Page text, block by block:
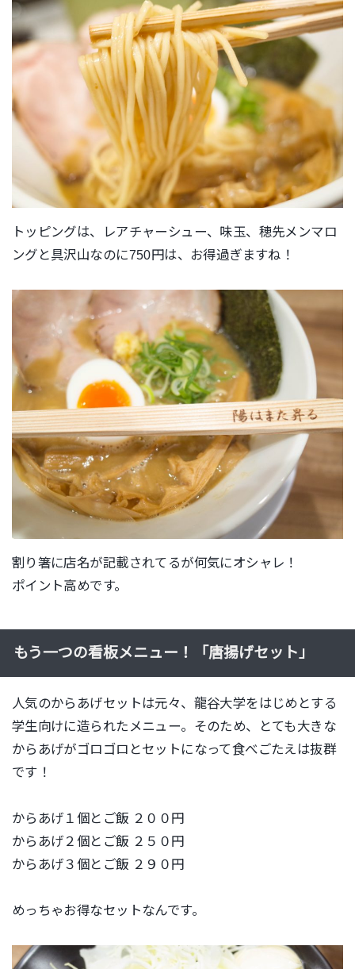
トッピングは、レアチャーシュー、味玉、穂先メンマロ
ングと具沢山なのに750円は、お得過ぎますね！
割り箸に店名が記載されてるが何気にオシャレ！
ポイント高めです。
もう一つの看板メニュー！「唐揚げセット」
人気のからあげセットは元々、龍谷大学をはじめとする
学生向けに造られたメニュー。そのため、とても大きな
からあげがゴロゴロとセットになって食べごたえは抜群
です！
からあげ１個とご飯 ２００円
からあげ２個とご飯 ２５０円
からあげ３個とご飯 ２９０円
めっちゃお得なセットなんです。